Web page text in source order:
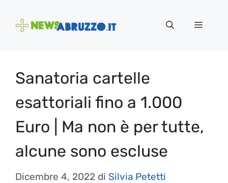
Menu
Sanatoria cartelle
esattoriali fino a 1.000
Euro | Ma non è per tutte,
alcune sono escluse
Dicembre 4, 2022 di Silvia Petetti